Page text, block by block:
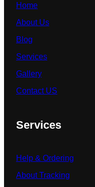
Home
About Us
Blog
Services
Gallery
Contact US
Services
Help & Ordering
About Tracking